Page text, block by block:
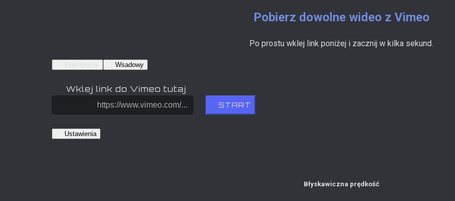
Pobierz dowolne wideo z Vimeo
Po prostu wklej link poniżej i zacznij w kilka sekund.
Wsadowy
Wklej link do Vimeo tutaj
START
Ustawienia
Błyskawiczna prędkość